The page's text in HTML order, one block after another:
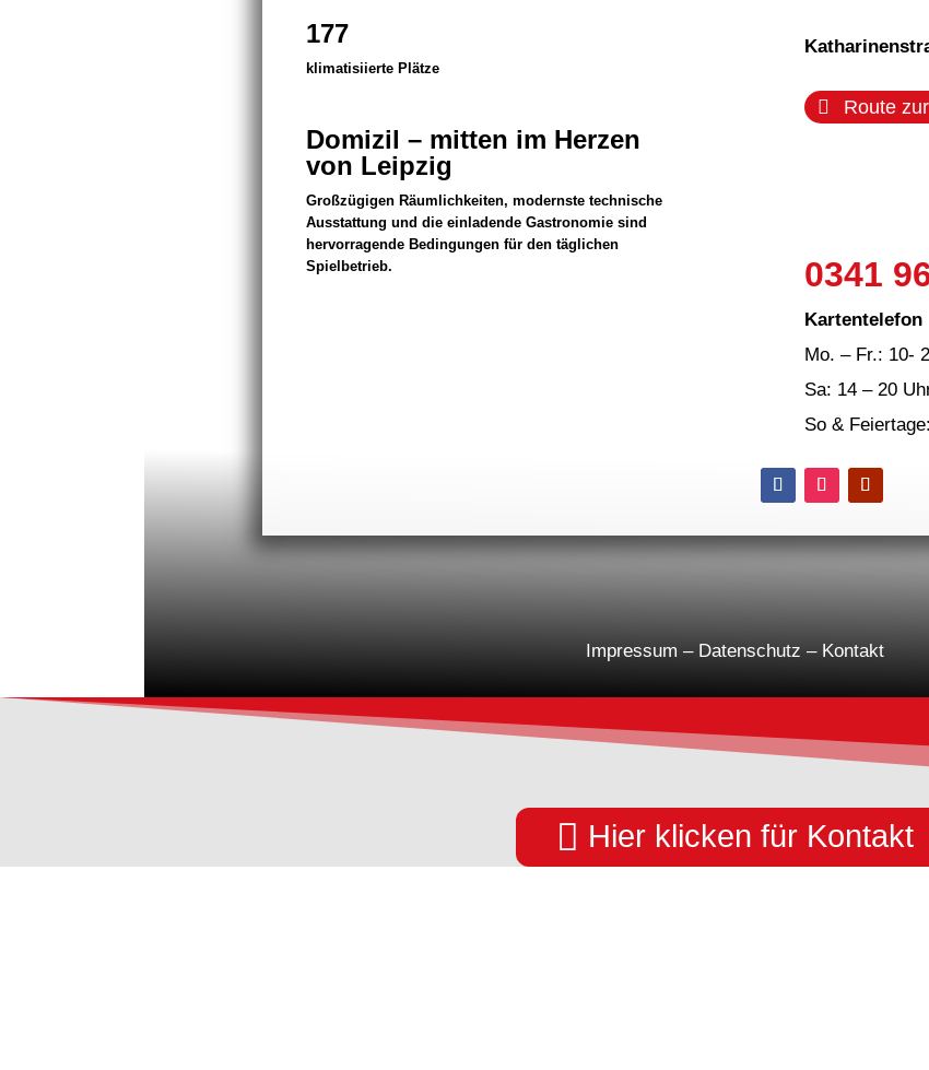
177
klimatisiierte Plätze
Domizil – mitten im Herzen
von Leipzig
Großzügigen Räumlichkeiten, modernste technische
Ausstattung und die einladende Gastronomie sind
hervorragende Bedingungen für den täglichen
Spielbetrieb.
Route
0341
Kartentelefon
Mo. – Fr.: 10-
Sa: 14 – 20
So &
Impressum – Datenschutz – Kontakt
 Hier klicken für Kontakt